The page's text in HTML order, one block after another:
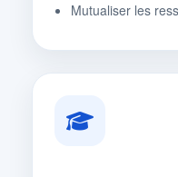
Mutualiser les